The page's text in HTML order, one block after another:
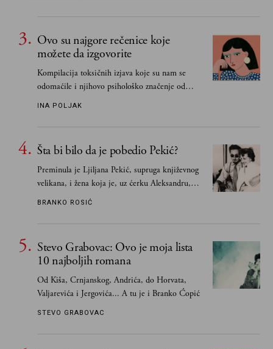
Ovo su najgore rečenice koje
možete da izgovorite
Kompilacija toksičnih izjava koje su nam se
odomaćile i njihovo psihološko značenje od
INA POLJAK
Šta bi bilo da je pobedio Pekić?
Preminula je Ljiljana Pekić, supruga književnog
velikana, i žena koja je, uz ćerku Aleksandru,
vodila računa o zaostavštini pisca. Ovu priču o
poznavale
BRANKO ROSIĆ
Stevo Grabovac: Ovo je moja lista
10 najboljih romana
Od Kiša, Crnjanskog, Andrića, do Horvata,
Valjarevića i Jergovića... A tu je i Branko Ćopić
STEVO GRABOVAC